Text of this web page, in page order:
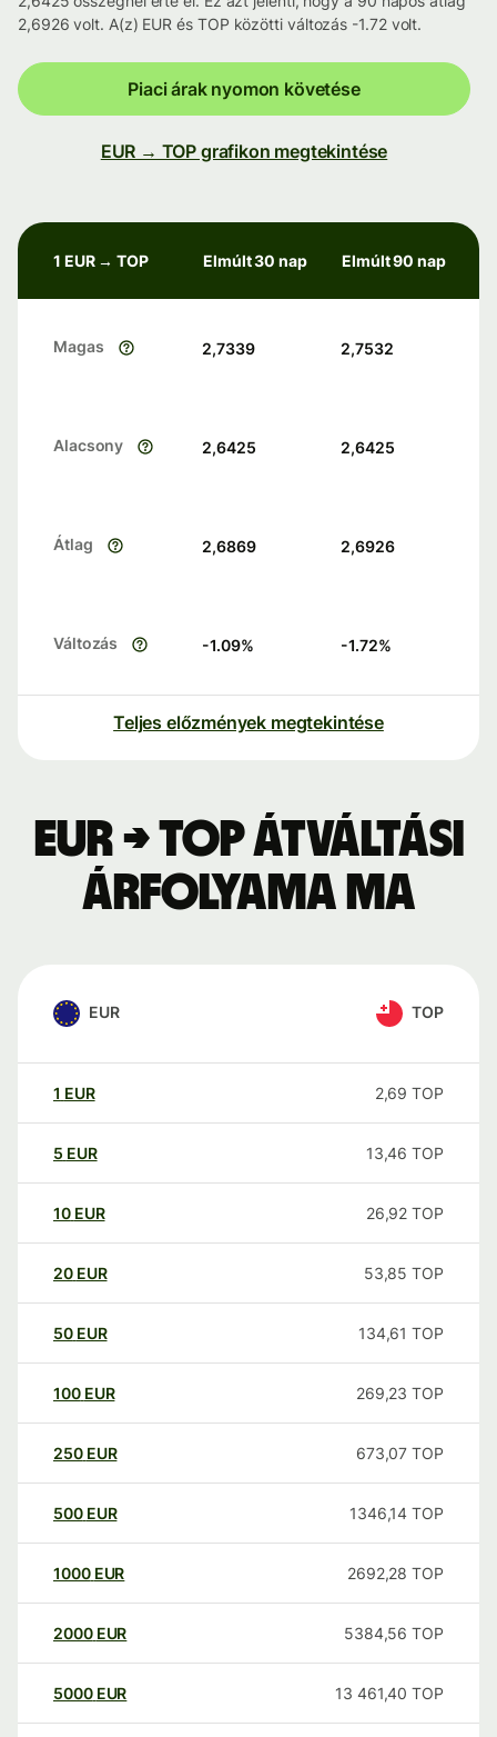
2,6926 volt. A(z) EUR és TOP közötti változás -1.72 volt.
Piaci árak nyomon követése
EUR → TOP grafikon megtekintése
1 EUR → TOP Elmúlt 30 nap Elmúlt 90 nap
Magas 2,7339 2,7532
Alacsony 2,6425 2,6425
Átlag 2,6869 2,6926
Változás -1.09% -1.72%
Teljes előzmények megtekintése
EUR → TOP átváltási
árfolyama ma
EUR TOP
1 EUR 2,69 TOP
5 EUR 13,46 TOP
10 EUR 26,92 TOP
20 EUR 53,85 TOP
50 EUR 134,61 TOP
100 EUR 269,23 TOP
250 EUR 673,07 TOP
500 EUR 1346,14 TOP
1000 EUR 2692,28 TOP
2000 EUR 5384,56 TOP
5000 EUR 13 461,40 TOP